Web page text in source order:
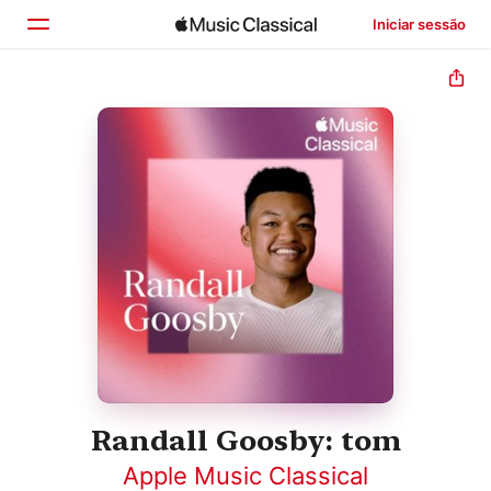
Iniciar sessão
Início
Randall Goosby: tom
Apple Music Classical